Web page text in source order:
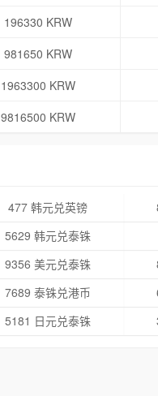
196330 KRW
981650 KRW
1963300 KRW
9816500 KRW
477 韩元兑英镑
5629 韩元兑泰铢
9356 美元兑泰铢
7689 泰铢兑港币
5181 日元兑泰铢